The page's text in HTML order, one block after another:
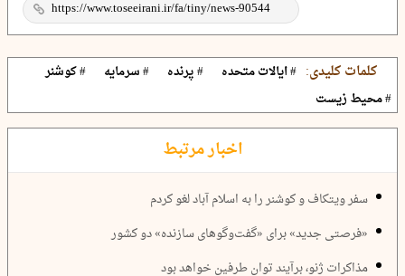
کلمات کلیدی: # ایالات متحده # پرنده # سرمایه
# کوشنر
# محیط زیست
اخبار مرتبط
سفر ویتکاف و کوشنر را به اسلام آباد لغو کردم
«فرصتی جدید» برای «گفت‌وگوهای سازنده» دو کشور
مذاکرات ژنو، برآیند توان طرفین خواهد بود